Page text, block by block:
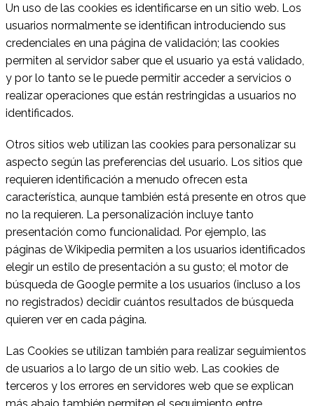
Un uso de las cookies es identificarse en un sitio web. Los
usuarios normalmente se identifican introduciendo sus
credenciales en una página de validación; las cookies
permiten al servidor saber que el usuario ya está validado,
y por lo tanto se le puede permitir acceder a servicios o
realizar operaciones que están restringidas a usuarios no
identificados.
Otros sitios web utilizan las cookies para personalizar su
aspecto según las preferencias del usuario. Los sitios que
requieren identificación a menudo ofrecen esta
característica, aunque también está presente en otros que
no la requieren. La personalización incluye tanto
presentación como funcionalidad. Por ejemplo, las
páginas de Wikipedia permiten a los usuarios identificados
elegir un estilo de presentación a su gusto; el motor de
búsqueda de Google permite a los usuarios (incluso a los
no registrados) decidir cuántos resultados de búsqueda
quieren ver en cada página.
Las Cookies se utilizan también para realizar seguimientos
de usuarios a lo largo de un sitio web. Las cookies de
terceros y los errores en servidores web que se explican